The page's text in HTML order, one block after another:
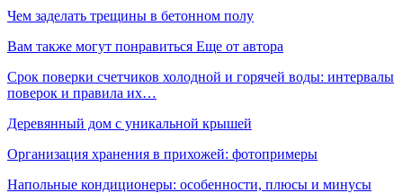
Чем заделать трещины в бетонном полу
Вам также могут понравиться Еще от автора
Срок поверки счетчиков холодной и горячей воды: интервалы
поверок и правила их…
Деревянный дом с уникальной крышей
Организация хранения в прихожей: фотопримеры
Напольные кондиционеры: особенности, плюсы и минусы